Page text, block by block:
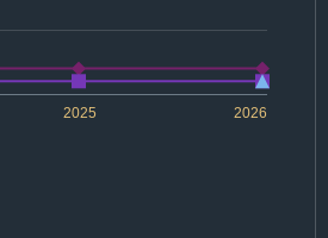
2025 2026